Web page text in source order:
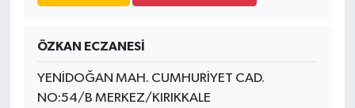
ÖZKAN ECZANESİ
YENİDOĞAN MAH. CUMHURİYET CAD.
NO:54/B MERKEZ/KIRIKKALE